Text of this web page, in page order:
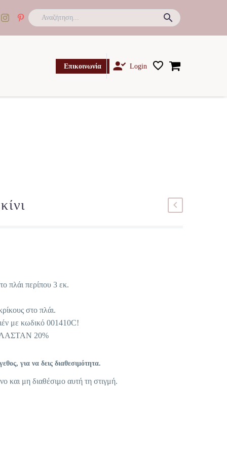
Επικοινωνία  Login
πλάι περίπου 3 εκ.
στο πλάι.
με κωδικό 001410C!
20%
για να δεις διαθεσιμότητα.
και μη διαθέσιμο αυτή τη στιγμή.